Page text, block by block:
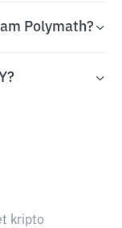
Polymath?
kripto